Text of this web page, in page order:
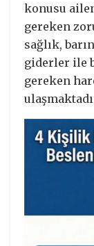
konusu
gereken
sağlık,
giderler ile
gereken